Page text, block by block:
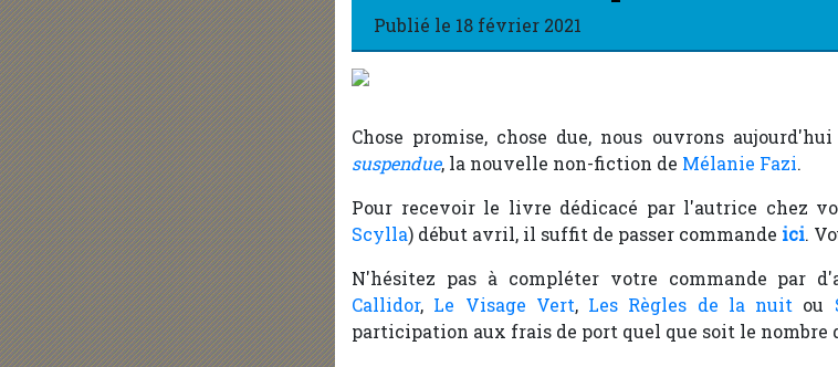
Publié le 18 février 2021
Chose promise, chose due, nous ouvrons
suspendue, la nouvelle non-fiction de Mélanie Fazi.
Pour recevoir le livre dédicacé par l'autrice chez
Scylla) début avril, il suffit de passer commande ici.
N'hésitez pas à compléter votre commande par
Callidor, Le Visage Vert, Les Règles de la nuit ou
participation aux frais de port quel que soit le nombre